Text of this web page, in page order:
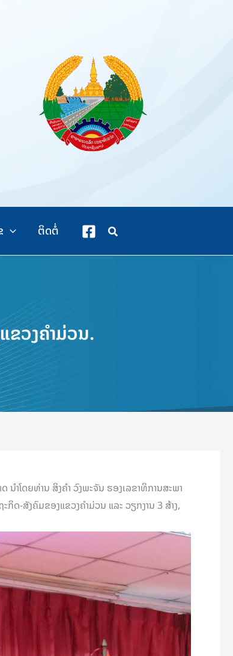
ຕິດຕໍ່
ຂວງຄໍາມ່ວນ.
ໂດຍທ່ານ ສິງຄໍາ ວົງພະຈັນ ຮອງເລຂາທິການສະພາ
-ສັງຄົມຂອງແຂວງຄຳມ່ວນ ແລະ ວຽກງານ 3 ສ້າງ,